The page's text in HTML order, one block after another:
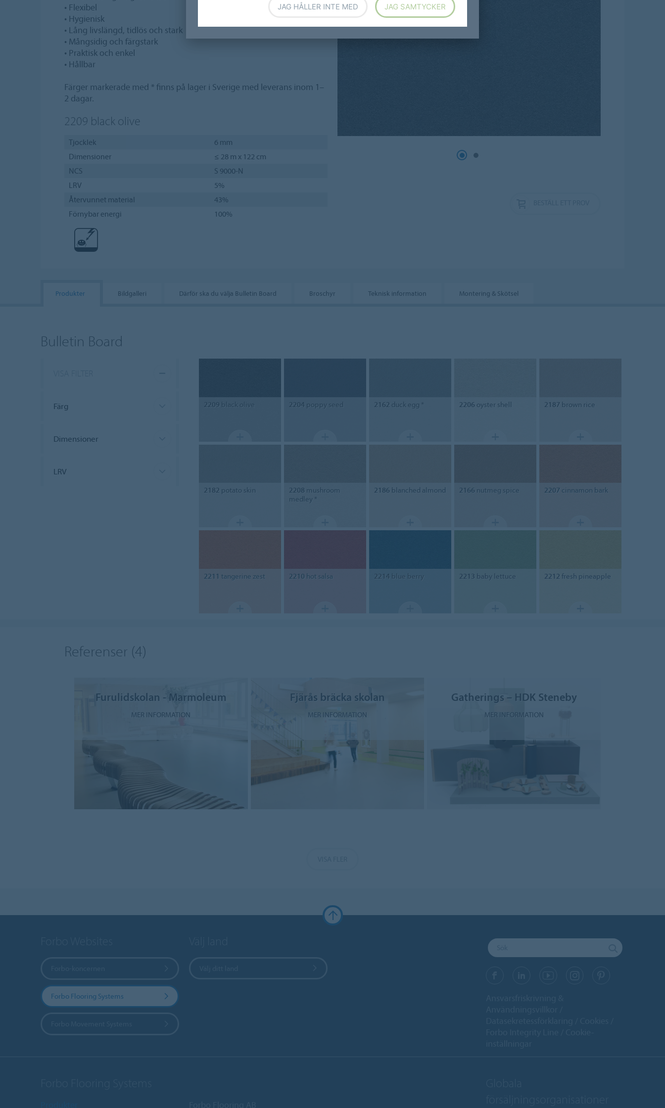
• Flexibel
• Hygienisk
• Lång livslängd, tidlös och stark
• Mångsidig och färgstark
• Praktisk och enkel
• Hållbar
Färger markerade med * finns på lager i Sverige med leverans inom 1–
2 dagar.
2209 black olive
Tjocklek
6 mm
Dimensioner
≤ 28 m x 122 cm
NCS
S 9000-N
LRV
5%
Återvunnet material
43%
Förnybar energi
100%
Produkter Bildgalleri Därför ska du välja Bulletin Board Broschyr Teknisk information Montering & Skötsel
Bulletin Board
Färg
Dimensioner
LRV
2209 black olive 2204poppy seed 2162 duck egg * 2206 oyster shell 2187 brown rice
2182 potato skin 2208 mushroom
medley *
2186 blanched almond 2166 nutmeg spice 2207 cinnamon bark
2211 tangerine zest 2210 hot salsa 2214blue berry 2213 baby lettuce 2212 fresh pineapple
Referenser (4)
Furulidskolan - Marmoleum
MER INFORMATION
Fjärås bräcka skolan
MER INFORMATION
Gatherings – HDK Steneby
MER INFORMATION
Forbo Flooring Systems
JAG HÅLLER INTE MED JAG SAMTYCKER